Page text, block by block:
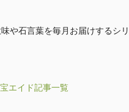
や石言葉を毎月お届けするシリ
エイド記事一覧